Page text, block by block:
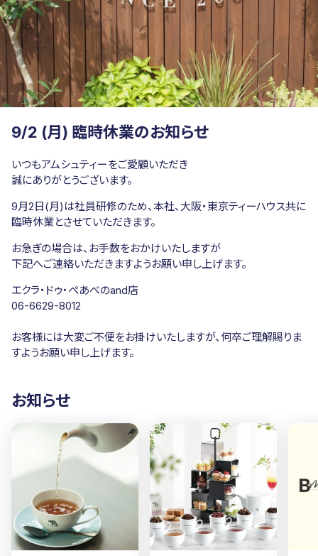
9/2 (月) 臨時休業のお知らせ
いつもアムシュティーをご愛顧いただき
誠にありがとうございます。
9月2日(月)は社員研修のため、本社、大阪・東京ティーハウス共に
臨時休業とさせていただきます。
お急ぎの場合は、お手数をおかけいたしますが
下記へご連絡いただきますようお願い申し上げます。
エクラ・ドゥ・ぺあべのand店
06-6629-8012
お客様には大変ご不便をお掛けいたしますが、何卒ご理解賜りま
すようお願い申し上げます。
お知らせ